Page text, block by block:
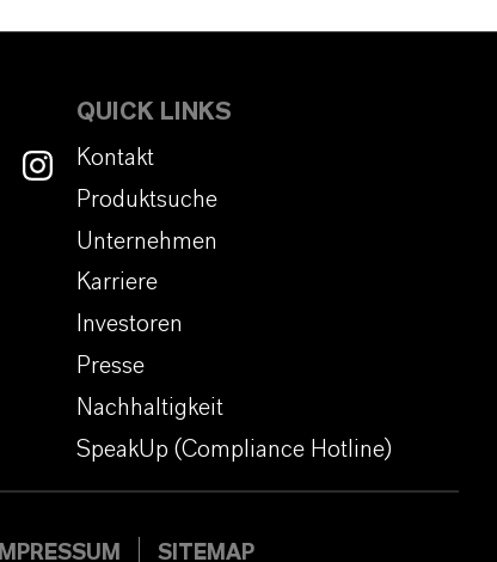
QUICK LINKS
Kontakt
Produktsuche
Unternehmen
Karriere
Investoren
Presse
Nachhaltigkeit
SpeakUp (Compliance Hotline)
IMPRESSUM SITEMAP